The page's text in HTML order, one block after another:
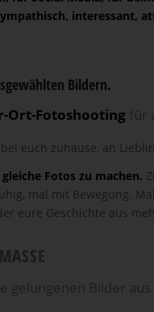
interessant,
Bildern.
Ort-Fotoshooting
euch zuhause, an
Fotos zu machen.
mal mit Bewegung.
eure Geschichte aus